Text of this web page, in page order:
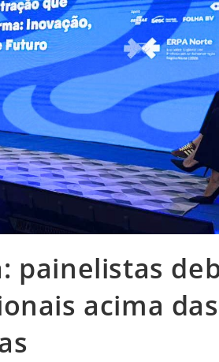
painelistas
acima das